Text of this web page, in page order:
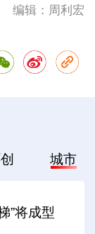
编辑：周利宏
城市
”将成型